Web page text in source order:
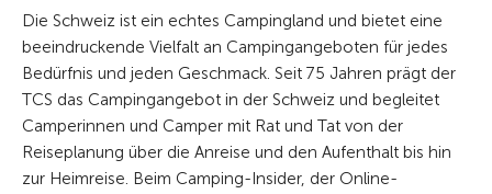
Die Schweiz ist ein echtes Campingland und bietet eine
beeindruckende Vielfalt an Campingangeboten für jedes
Bedürfnis und jeden Geschmack. Seit 75 Jahren prägt der
TCS das Campingangebot in der Schweiz und begleitet
Camperinnen und Camper mit Rat und Tat von der
Reiseplanung über die Anreise und den Aufenthalt bis hin
zur Heimreise. Beim Camping-Insider, der Online-